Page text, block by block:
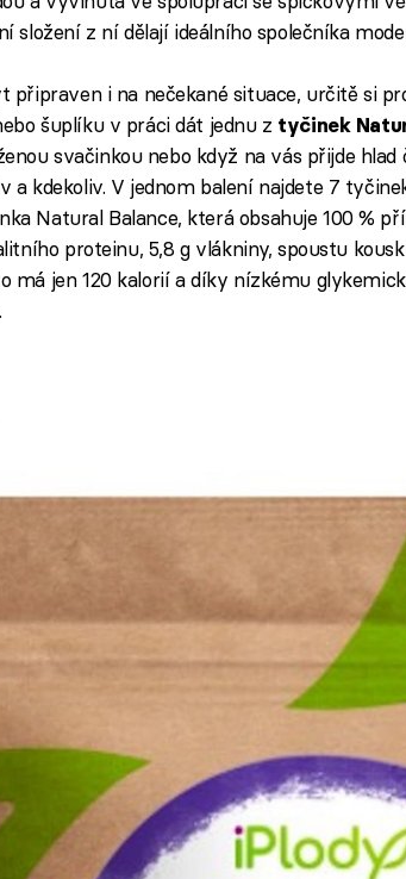
složení z ní dělají ideálního společníka
připraven i na nečekané situace, určitě si
šuplíku v práci dát jednu z tyčinek
svačinkou nebo když na vás přijde hlad
a kdekoliv. V jednom balení najdete 7
Natural Balance, která obsahuje 100 %
proteinu, 5,8 g vlákniny, spoustu
má jen 120 kalorií a díky nízkému